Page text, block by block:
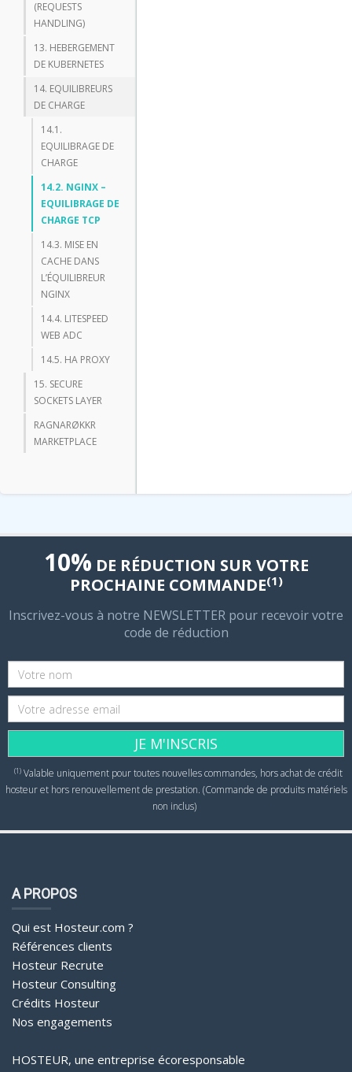
(REQUESTS
HANDLING)
13. HEBERGEMENT
DE KUBERNETES
14. EQUILIBREURS
DE CHARGE
14.1.
EQUILIBRAGE DE
CHARGE
14.2. NGINX –
EQUILIBRAGE DE
CHARGE TCP
14.3. MISE EN
CACHE DANS
L’ÉQUILIBREUR
NGINX
14.4. LITESPEED
WEB ADC
14.5. HA PROXY
15. SECURE
SOCKETS LAYER
RAGNARØKKR
MARKETPLACE
10% DE RÉDUCTION SUR VOTRE
PROCHAINE COMMANDE(1)
Inscrivez-vous à notre NEWSLETTER pour recevoir votre
code de réduction
JE M'INSCRIS
(1)Valable uniquement pour toutes nouvelles commandes, hors achat de crédit
hosteur et hors renouvellement de prestation. (Commande de produits matériels
non inclus)
A PROPOS
Qui est Hosteur.com ?
Références clients
Hosteur Recrute
Hosteur Consulting
Crédits Hosteur
Nos engagements
HOSTEUR, une entreprise écoresponsable